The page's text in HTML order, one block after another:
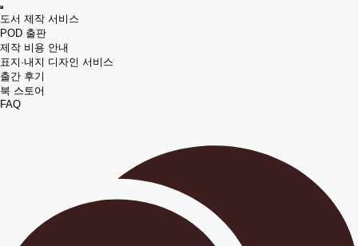
도서 제작 서비스
POD 출판
제작 비용 안내
표지·내지 디자인 서비스
출간 후기
북 스토어
FAQ